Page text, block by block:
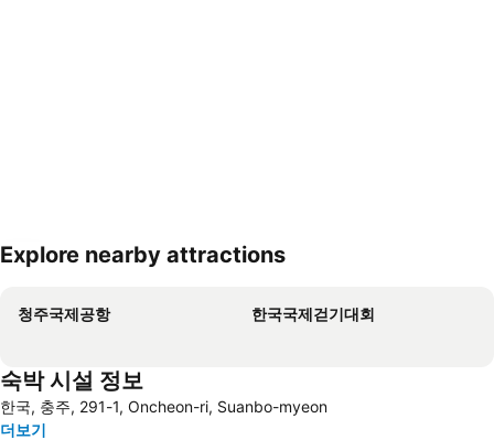
Explore nearby attractions
청주국제공항 한국국제걷기대회
숙박 시설 정보
한국, 충주, 291-1, Oncheon-ri, Suanbo-myeon
더보기